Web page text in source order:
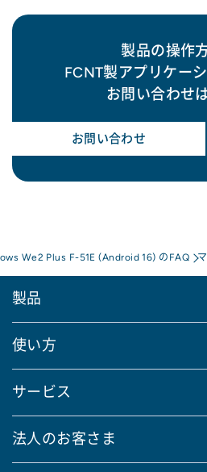
製品の操作
FCNT製アプリケー
お問い合わせ
お問い合わせ
We2 Plus F-51E (Android 16) のFAQ
製品
使い方
サービス
法人のお客さま